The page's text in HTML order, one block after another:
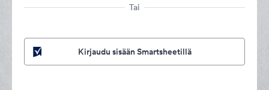
Tai
Kirjaudu sisään Smartsheetillä